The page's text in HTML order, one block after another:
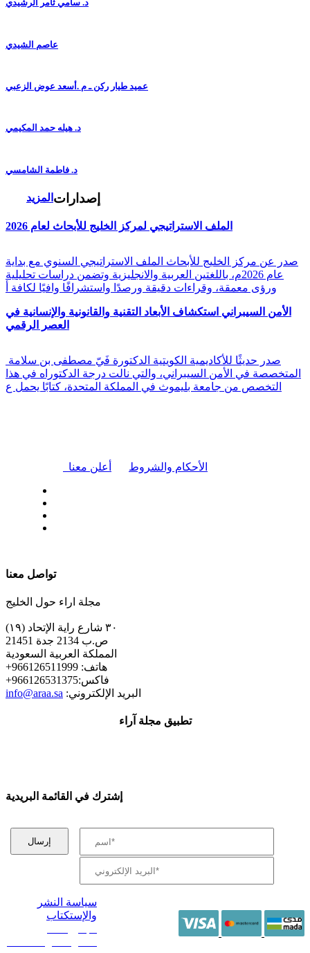
د. سامي ثامر الرشيدي
عاصم الشيدي
عميد طيار ركن ـ م .أسعد عوض الزعبي
د. هيله حمد المكيمي
د. فاطمة الشامسي
المزيد إصدارات
الملف الاستراتيجي لمركز الخليج للأبحاث لعام 2026
صدر عن مركز الخليج للأبحاث الملف الاستراتيجي السنوي مع بداية
عام 2026م، باللغتين العربية والانجليزية وتضمن دراسات تحليلية
ورؤى معمقة، وقراءات دقيقة ورصدًا واستشرافًا وافيًا لكافة أ
الأمن السيبراني استكشاف الأبعاد التقنية والقانونية والإنسانية في
العصر الرقمي
المتخصصة في الأمن السيبراني، والتي نالت درجة الدكتوراه في هذا
التخصص من جامعة بليموث في المملكة المتحدة، كتابًا يحمل ع
أعلن معنا الأحكام والشروط
تواصل معنا
مجلة اراء حول الخليج
٣٠ شارع راية الإتحاد (١٩)
ص.ب 2134 جدة 21451
المملكة العربية السعودية
+هاتف: 966126511999
+فاكس:966126531375
info@araa.sa :البريد الإلكتروني
تطبيق مجلة آراء
إشترك في القائمة البريدية
سياسة النشر
والإستكتاب